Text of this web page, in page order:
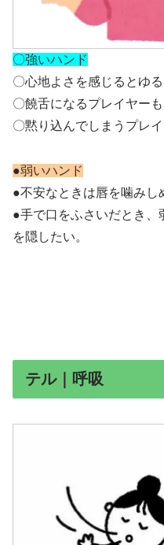
〇強いハンド
〇心地よさを感じるとゆる
〇饒舌になるプレイヤー
〇黙り込んでしまうプレ
●弱いハンド
●不安なときは唇を噛みし
●手で口をふさいだとき、
を隠したい。
テル｜呼吸